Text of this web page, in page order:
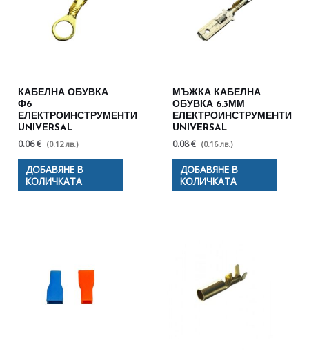
КАБЕЛНА ОБУВКА
Ф6
ЕЛЕКТРОИНСТРУМЕНТИ
UNIVERSAL
0.06 € (0.12 лв.)
ДОБАВЯНЕ В
КОЛИЧКАТА
МЪЖКА КАБЕЛНА
ОБУВКА 6.3ММ
ЕЛЕКТРОИНСТРУМЕНТИ
UNIVERSAL
0.08 € (0.16 лв.)
ДОБАВЯНЕ В
КОЛИЧКАТА